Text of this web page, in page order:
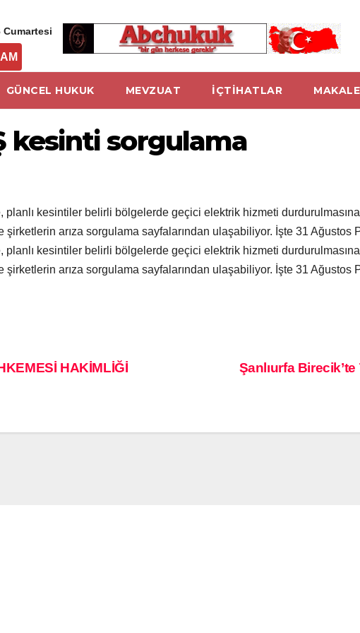
Cumartesi
GÜNCEL HUKUK MEVZUAT İÇTİHATLAR
kesinti sorgulama
planlı kesintiler belirli bölgelerde geçici elektrik hizmeti
arıza sorgulama sayfalarından ulaşabiliyor. İşte 31
planlı kesintiler belirli bölgelerde geçici elektrik hizmeti
arıza sorgulama sayfalarından ulaşabiliyor. İşte 31 Ağustos
Şanlıurfa
HAKİMLİĞİ